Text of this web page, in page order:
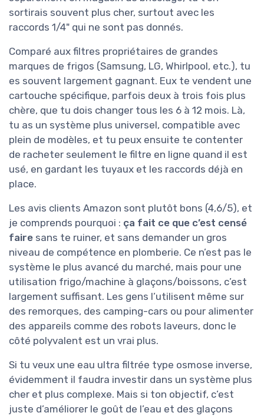
sortirais souvent plus cher, surtout avec les
raccords 1/4" qui ne sont pas donnés.
Comparé aux filtres propriétaires de grandes
marques de frigos (Samsung, LG, Whirlpool, etc.), tu
es souvent largement gagnant. Eux te vendent une
cartouche spécifique, parfois deux à trois fois plus
chère, que tu dois changer tous les 6 à 12 mois. Là,
tu as un système plus universel, compatible avec
plein de modèles, et tu peux ensuite te contenter
de racheter seulement le filtre en ligne quand il est
usé, en gardant les tuyaux et les raccords déjà en
place.
Les avis clients Amazon sont plutôt bons (4,6/5), et
je comprends pourquoi : ça fait ce que c’est censé
faire sans te ruiner, et sans demander un gros
niveau de compétence en plomberie. Ce n’est pas le
système le plus avancé du marché, mais pour une
utilisation frigo/machine à glaçons/boissons, c’est
largement suffisant. Les gens l’utilisent même sur
des remorques, des camping-cars ou pour alimenter
des appareils comme des robots laveurs, donc le
côté polyvalent est un vrai plus.
Si tu veux une eau ultra filtrée type osmose inverse,
évidemment il faudra investir dans un système plus
cher et plus complexe. Mais si ton objectif, c’est
juste d’améliorer le goût de l’eau et des glaçons